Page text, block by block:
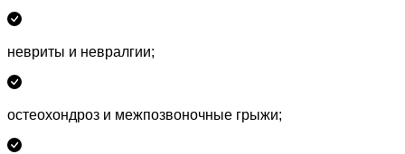
невриты и невралгии;
остеохондроз и межпозвоночные грыжи;